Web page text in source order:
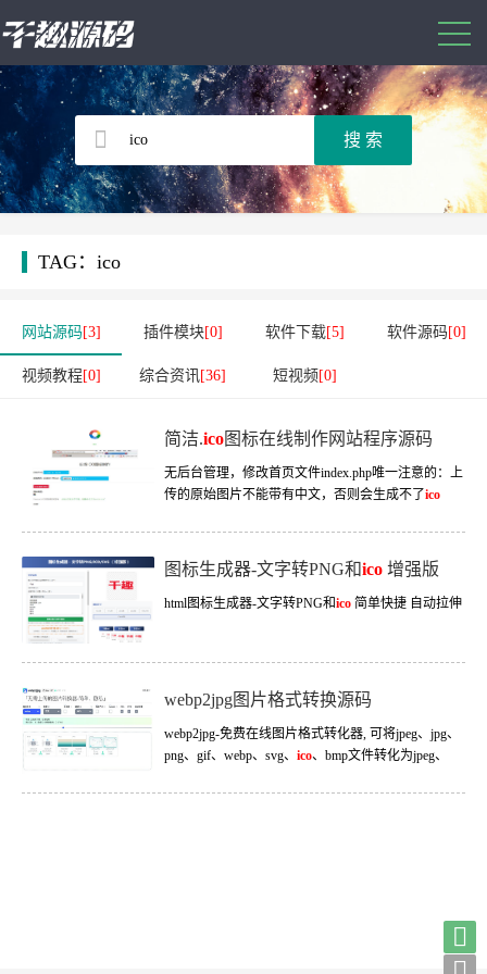
TAG：ico
网站源码[3] 插件模块[0] 软件下载[5] 软件源码[0]
视频教程[0] 综合资讯[36] 短视频 [0]
简洁.ico图标在线制作网站程序源码
无后台管理，修改首页文件index.php唯一注意的：上
传的原始图片不能带有中文，否则会生成不了ico
图标生成器-文字转PNG和ico增强版
html图标生成器-文字转PNG和ico简单快捷 自动拉伸
webp2jpg图片格式转换源码
webp2jpg-免费在线图片格式转化器, 可将jpeg、jpg、
png、gif、webp、svg、 ico、bmp文件转化为jpeg、
